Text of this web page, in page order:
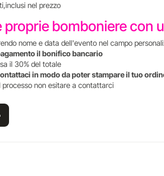
nel prezzo
proprie bomboniere con
nome e data dell'evento nel campo
il bonifico bancario
il 30% del totale
in modo da poter stampare il tuo
processo non esitare a contattarci